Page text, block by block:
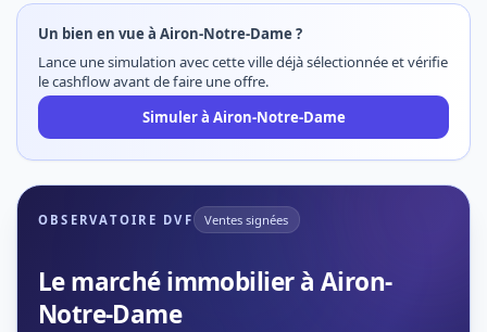
Un bien en vue à Airon-Notre-Dame ?
Lance une simulation avec cette ville déjà sélectionnée et vérifie
le cashflow avant de faire une offre.
Simuler à Airon-Notre-Dame
OBSERVATOIRE DVF Ventes signées
Le marché immobilier à Airon-
Notre-Dame